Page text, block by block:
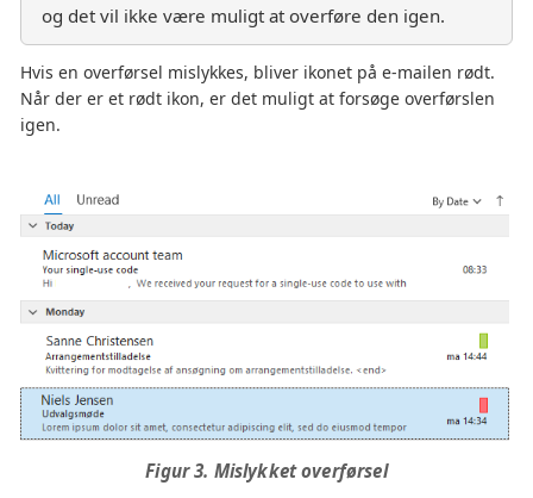
og det vil ikke være muligt at overføre den igen.
Hvis en overførsel mislykkes, bliver ikonet på e-mailen rødt.
Når der er et rødt ikon, er det muligt at forsøge overførslen
igen.
Figur 3. Mislykket overførsel